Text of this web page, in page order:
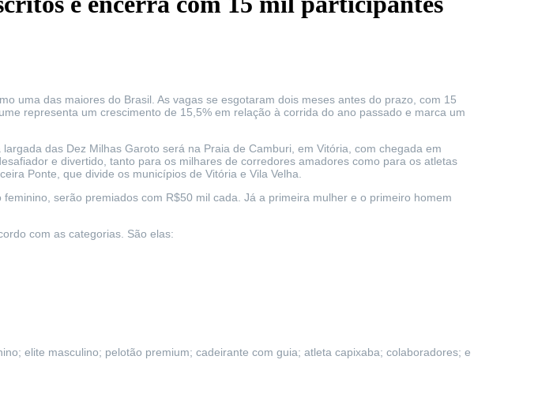
uma das maiores do Brasil. As vagas se esgotaram dois meses antes do prazo, com 15
representa um crescimento de 15,5% em relação à corrida do ano passado e marca um
das Dez Milhas Garoto será na Praia de Camburi, em Vitória, com chegada em
e divertido, tanto para os milhares de corredores amadores como para os atletas
Ponte, que divide os municípios de Vitória e Vila Velha.
serão premiados com R$50 mil cada. Já a primeira mulher e o primeiro homem
com as categorias. São elas:
elite masculino; pelotão premium; cadeirante com guia; atleta capixaba; colaboradores; e